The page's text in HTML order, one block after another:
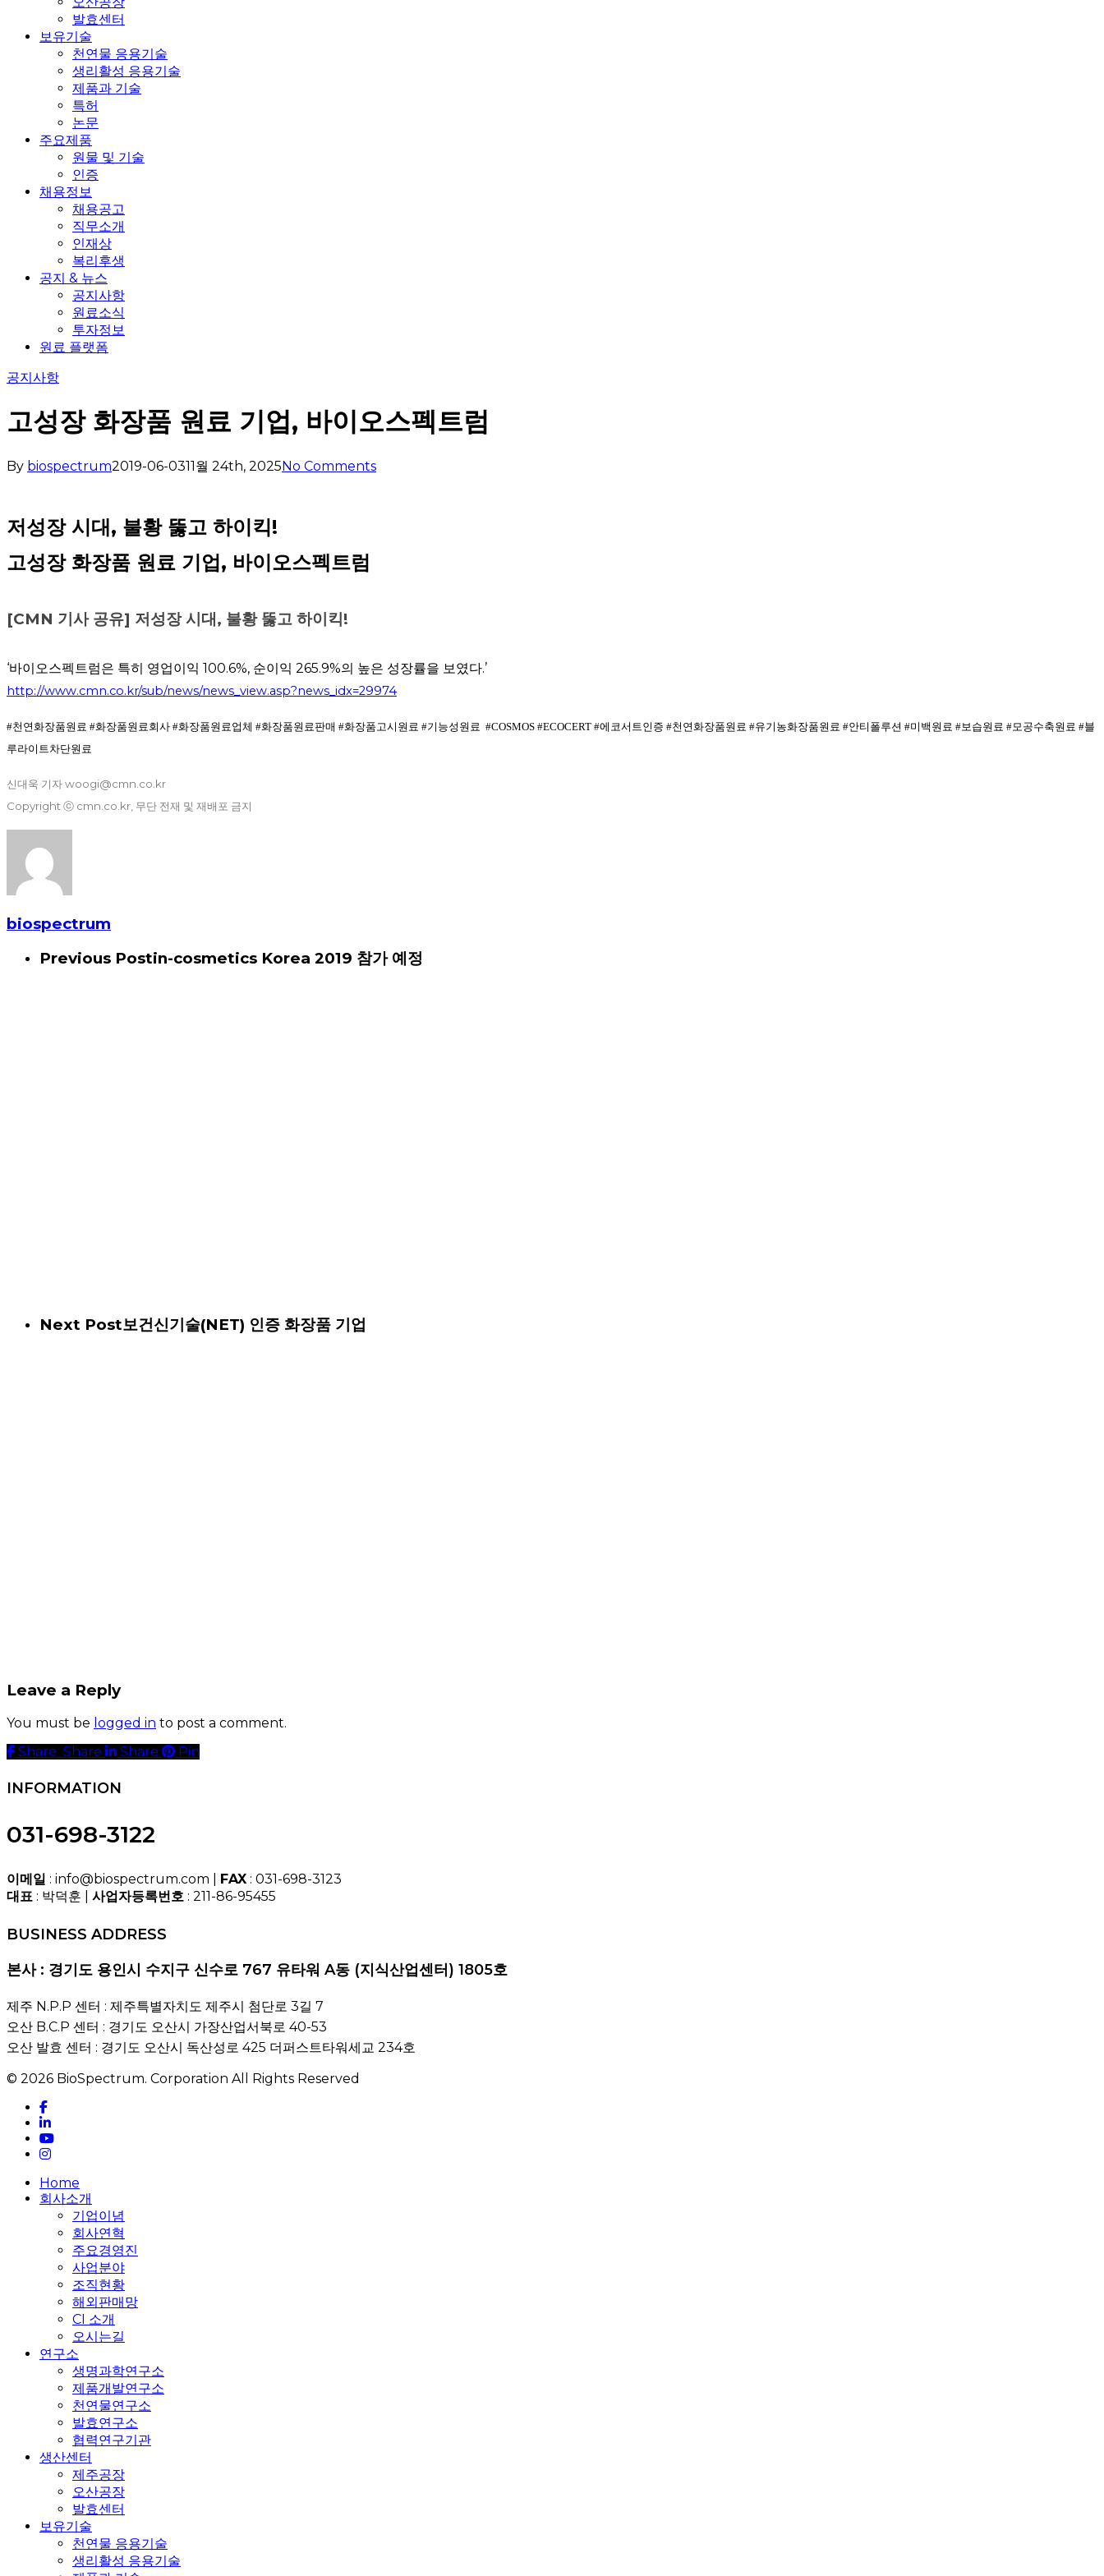
발효센터
보유기술
천연물 응용기술
생리활성 응용기술
제품과 기술
특허
논문
주요제품
원물 및 기술
인증
채용정보
채용공고
직무소개
인재상
복리후생
공지 & 뉴스
공지사항
원료소식
투자정보
원료 플랫폼
공지사항
고성장 화장품 원료 기업, 바이오스펙트럼
By biospectrum2019-06-0311월 24th, 2025No Comments
저성장 시대, 불황 뚫고 하이킥!
고성장 화장품 원료 기업, 바이오스펙트럼
[CMN 기사 공유] 저성장 시대, 불황 뚫고 하이킥!
‘바이오스펙트럼은 특히 영업이익 100.6%, 순이익 265.9%의 높은 성장률을 보였다.’
http://www.cmn.co.kr/sub/news/news_view.asp?news_idx=29974
#천연화장품원료 #화장품원료회사 #화장품원료업체 #화장품원료판매 #화장품고시원료 #기능성원료 #COSMOS #ECOCERT #에코서트인증 #천연화장품원료 #유기농화장품원료 #안티폴루션 #미백원료 #보습원료 #모공수축원료 #블
루라이트차단원료
신대욱 기자 woogi@cmn.co.kr
Copyright ⓒ cmn.co.kr, 무단 전재 및 재배포 금지
biospectrum
Previous Postin-cosmetics Korea 2019 참가 예정
Next Post보건신기술(NET) 인증 화장품 기업
Leave a Reply
You must be logged in to post a comment.
Share
Share Share Share Pin
INFORMATION
031-698-3122
이메일 : info@biospectrum.com | FAX : 031-698-3123
대표 : 박덕훈 | 사업자등록번호 : 211-86-95455
BUSINESS ADDRESS
본사 : 경기도 용인시 수지구 신수로 767 유타워 A동 (지식산업센터) 1805호
제주 N.P.P 센터 : 제주특별자치도 제주시 첨단로 3길 7
오산 B.C.P 센터 : 경기도 오산시 가장산업서북로 40-53
오산 발효 센터 : 경기도 오산시 독산성로 425 더퍼스트타워세교 234호
© 2026 BioSpectrum. Corporation All Rights Reserved
facebook
linkedin
youtube
instagram
Close
Menu
Home
회사소개
기업이념
회사연혁
주요경영진
사업분야
조직현황
해외판매망
CI 소개
오시는길
연구소
생명과학연구소
제품개발연구소
천연물연구소
발효연구소
협력연구기관
생산센터
제주공장
오산공장
발효센터
보유기술
천연물 응용기술
생리활성 응용기술